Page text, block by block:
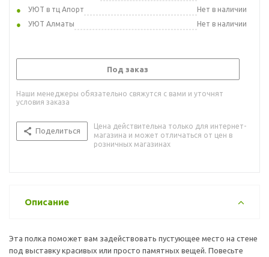
УЮТ в тц Апорт
Нет в наличии
УЮТ Алматы
Нет в наличии
Под заказ
Наши менеджеры обязательно свяжутся с вами и уточнят
условия заказа
Поделиться
Цена действительна только для интернет-
магазина и может отличаться от цен в
розничных магазинах
Описание
Эта полка поможет вам задействовать пустующее место на стене
под выставку красивых или просто памятных вещей. Повесьте